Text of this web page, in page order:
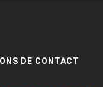
DE CONTACT